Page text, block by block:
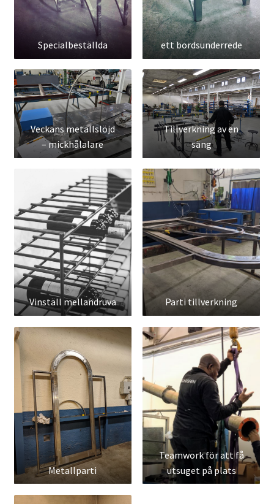
Specialbeställda ett bordsunderrede
Veckans metallslöjd
– mickhålalare
Tillverkning av en
säng
Vinställ mellandruva Parti tillverkning
Metallparti
Teamwork för att få
utsuget på plats